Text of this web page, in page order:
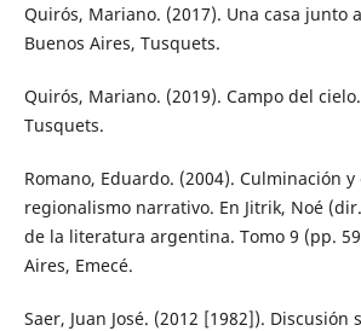
Quirós, Mariano. (2017). Una casa junto
Buenos Aires, Tusquets.
Quirós, Mariano. (2019). Campo del
Tusquets.
Romano, Eduardo. (2004). Culminación
regionalismo narrativo. En Jitrik, Noé
de la literatura argentina. Tomo 9 (pp.
Aires, Emecé.
Saer, Juan José. (2012 [1982]).